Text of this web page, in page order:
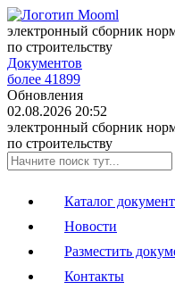
электронный сборник
по строительству
Документов
более 41899
Обновления
02.08.2026 20:52
электронный сборник
по строительству
Каталог
Новости
Разместить
Контакты